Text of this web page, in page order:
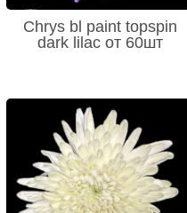
Chrys bl paint topspin
dark lilac от 60шт